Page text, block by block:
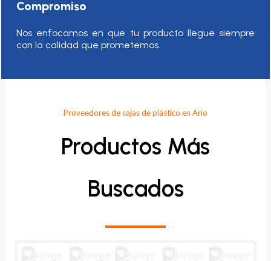
Compromiso
Nos enfocamos en que tu producto llegue siempre
con la calidad que prometemos.
Proveedores de cajas de plástico en Ario
Productos Más
Buscados